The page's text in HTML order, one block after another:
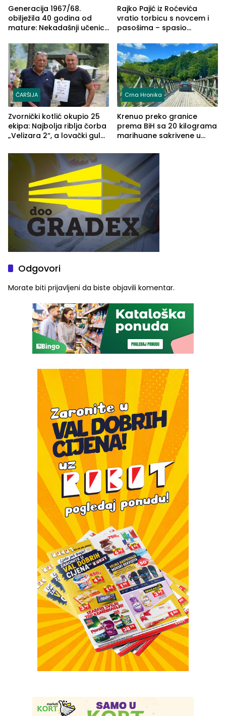
Generacija 1967/68.
obilježila 40 godina od
mature: Nekadašnji učenici
(FOTO)
Rajko Pajić iz Roćevića
vratio torbicu s novcem i
pasošima – spasio
Grčkoj
ČARŠIJA
Zvornički kotlić okupio 25
ekipa: Najbolja riblja čorba
„Velizara 2“, a lovački gulaš
Crna Hronika
Krenuo preko granice
prema BiH sa 20 kilograma
marihuane sakrivene u
Odgovori
Morate biti prijavljeni da biste objavili komentar.